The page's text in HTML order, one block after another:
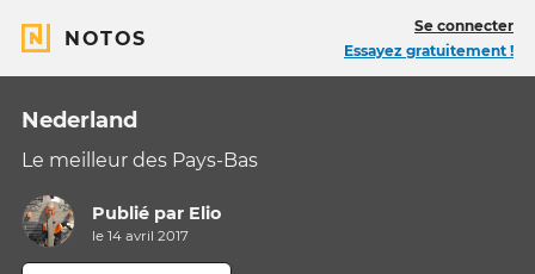
NOTOS
Se connecter
Essayez gratuitement !
Nederland
Le meilleur des Pays-Bas
Publié par Elio
le 14 avril 2017